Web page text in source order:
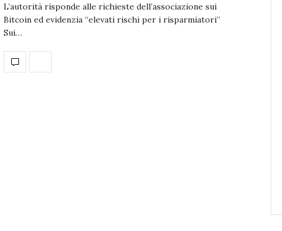
L’autorità risponde alle richieste dell’associazione sui
Bitcoin ed evidenzia “elevati rischi per i risparmiatori”
Sui…